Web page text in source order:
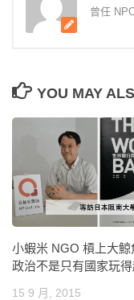
曾任
YOU MAY
小蝦米 NGO 槓上大鯨
政治不是只有國家玩
15 9 月, 2015